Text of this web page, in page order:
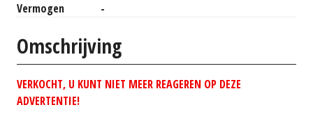
Vermogen
-
Omschrijving
VERKOCHT, U KUNT NIET MEER REAGEREN OP DEZE
ADVERTENTIE!